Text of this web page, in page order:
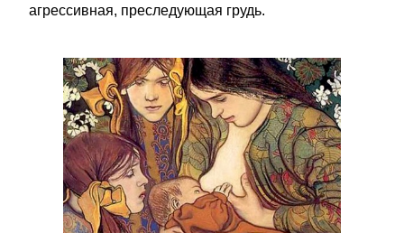
агрессивная, преследующая грудь.